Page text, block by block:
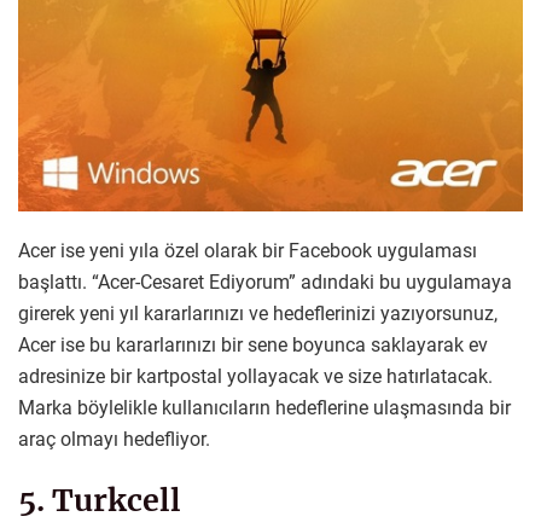
Acer ise yeni yıla özel olarak bir Facebook uygulaması
başlattı. “Acer-Cesaret Ediyorum” adındaki bu uygulamaya
girerek yeni yıl kararlarınızı ve hedeflerinizi yazıyorsunuz,
Acer ise bu kararlarınızı bir sene boyunca saklayarak ev
adresinize bir kartpostal yollayacak ve size hatırlatacak.
Marka böylelikle kullanıcıların hedeflerine ulaşmasında bir
araç olmayı hedefliyor.
5. Turkcell